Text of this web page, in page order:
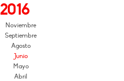
2016
Noviembre
Septiembre
Agosto
Junio
Mayo
Abril